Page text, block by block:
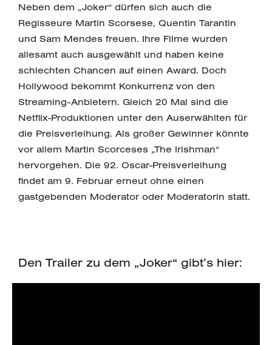
Neben dem „Joker“ dürfen sich auch die
Regisseure Martin Scorsese, Quentin Tarantin
und Sam Mendes freuen. Ihre Filme wurden
allesamt auch ausgewählt und haben keine
schlechten Chancen auf einen Award. Doch
Hollywood bekommt Konkurrenz von den
Streaming-Anbietern. Gleich 20 Mal sind die
Netflix-Produktionen unter den Auserwählten für
die Preisverleihung. Als großer Gewinner könnte
vor allem Martin Scorceses „The Irishman“
hervorgehen. Die 92. Oscar-Preisverleihung
findet am 9. Februar erneut ohne einen
gastgebenden Moderator oder Moderatorin statt.
Den Trailer zu dem „Joker“ gibt’s hier: